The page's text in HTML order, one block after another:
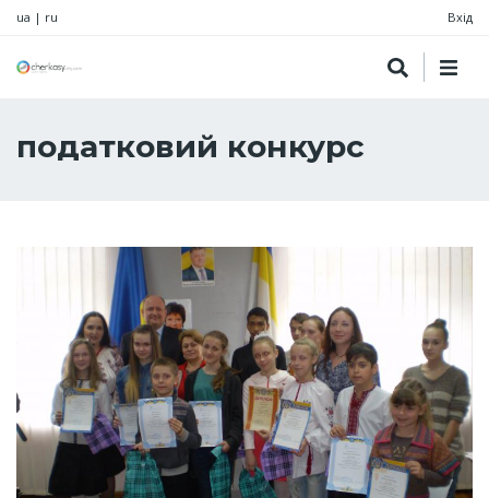
ua | ru Вхід
податковий конкурс